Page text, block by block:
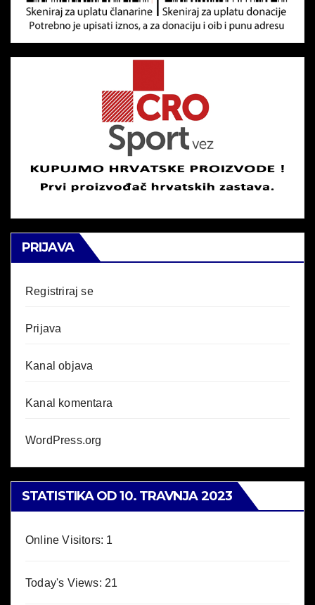
PRIJAVA
Registriraj se
Prijava
Kanal objava
Kanal komentara
WordPress.org
STATISTIKA OD 10. TRAVNJA 2023
Online Visitors: 1
Today's Views: 21